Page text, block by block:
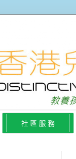
社 區 服 務